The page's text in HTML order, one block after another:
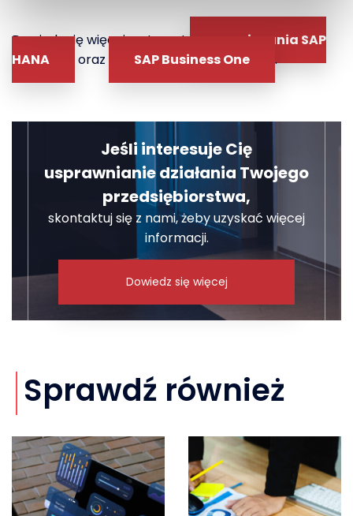
Dowiedz się więcej na temat
rozwiązania SAP
HANA
oraz SAP Business One .
Jeśli interesuje Cię
usprawnianie działania Twojego
przedsiębiorstwa,
skontaktuj się z nami, żeby uzyskać więcej
informacji.
Dowiedz się więcej
Sprawdź również